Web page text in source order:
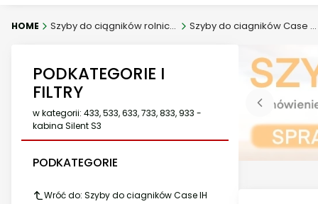
Szyby do ciągników rolniczych Szyby do ciagników Case IH
PODKATEGORIE I
FILTRY
w kategorii: 433, 533, 633, 733, 833, 933 -
kabina Silent S3
PODKATEGORIE
Wróć do: Szyby do ciagników Case IH